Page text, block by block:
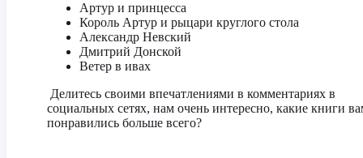
Артур и принцесса
Король Артур и рыцари круглого стола
Александр Невский
Дмитрий Донской
Ветер в ивах
Делитесь своими впечатлениями в комментариях в
социальных сетях, нам очень интересно, какие книги
понравились больше всего?